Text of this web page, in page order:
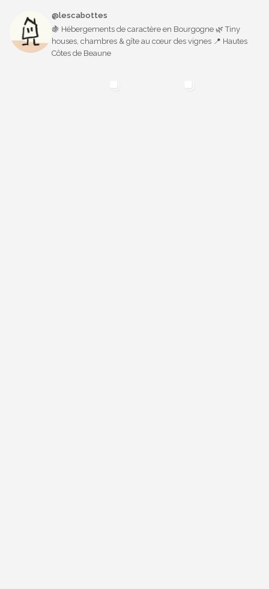
@lescabottes
🍇 Hébergements de caractère en Bourgogne 🌿 Tiny
houses, chambres & gîte au cœur des vignes 📍 Hautes
Côtes de Beaune